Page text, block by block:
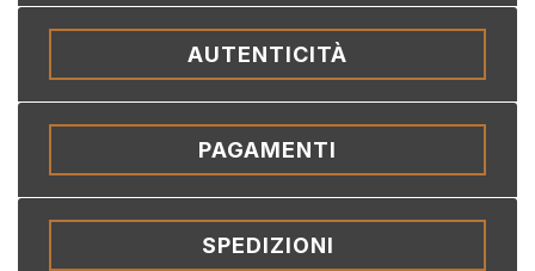
AUTENTICITÀ
PAGAMENTI
SPEDIZIONI